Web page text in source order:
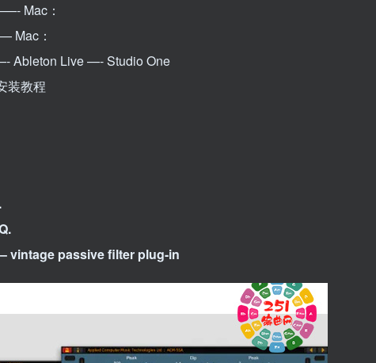
Mac：
Mac：
Ableton Live —- Studio One
装教程
vintage passive filter plug-in